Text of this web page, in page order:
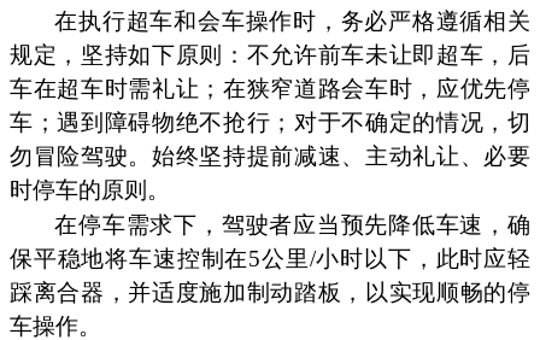
在执行超车和会车操作时，务必严格遵循相关
规定，坚持如下原则：不允许前车未让即超车，后
车在超车时需礼让；在狭窄道路会车时，应优先停
车；遇到障碍物绝不抢行；对于不确定的情况，切
勿冒险驾驶。始终坚持提前减速、主动礼让、必要
时停车的原则。
在停车需求下，驾驶者应当预先降低车速，确
保平稳地将车速控制在5公里/小时以下，此时应轻
踩离合器，并适度施加制动踏板，以实现顺畅的停
车操作。